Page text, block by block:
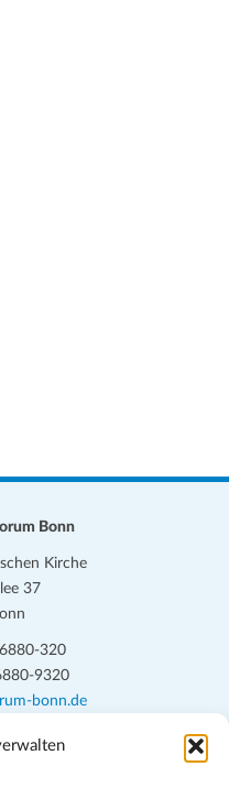
Bonn
Kirche
37
320
9320
bonn.de
will in seinen zentralen